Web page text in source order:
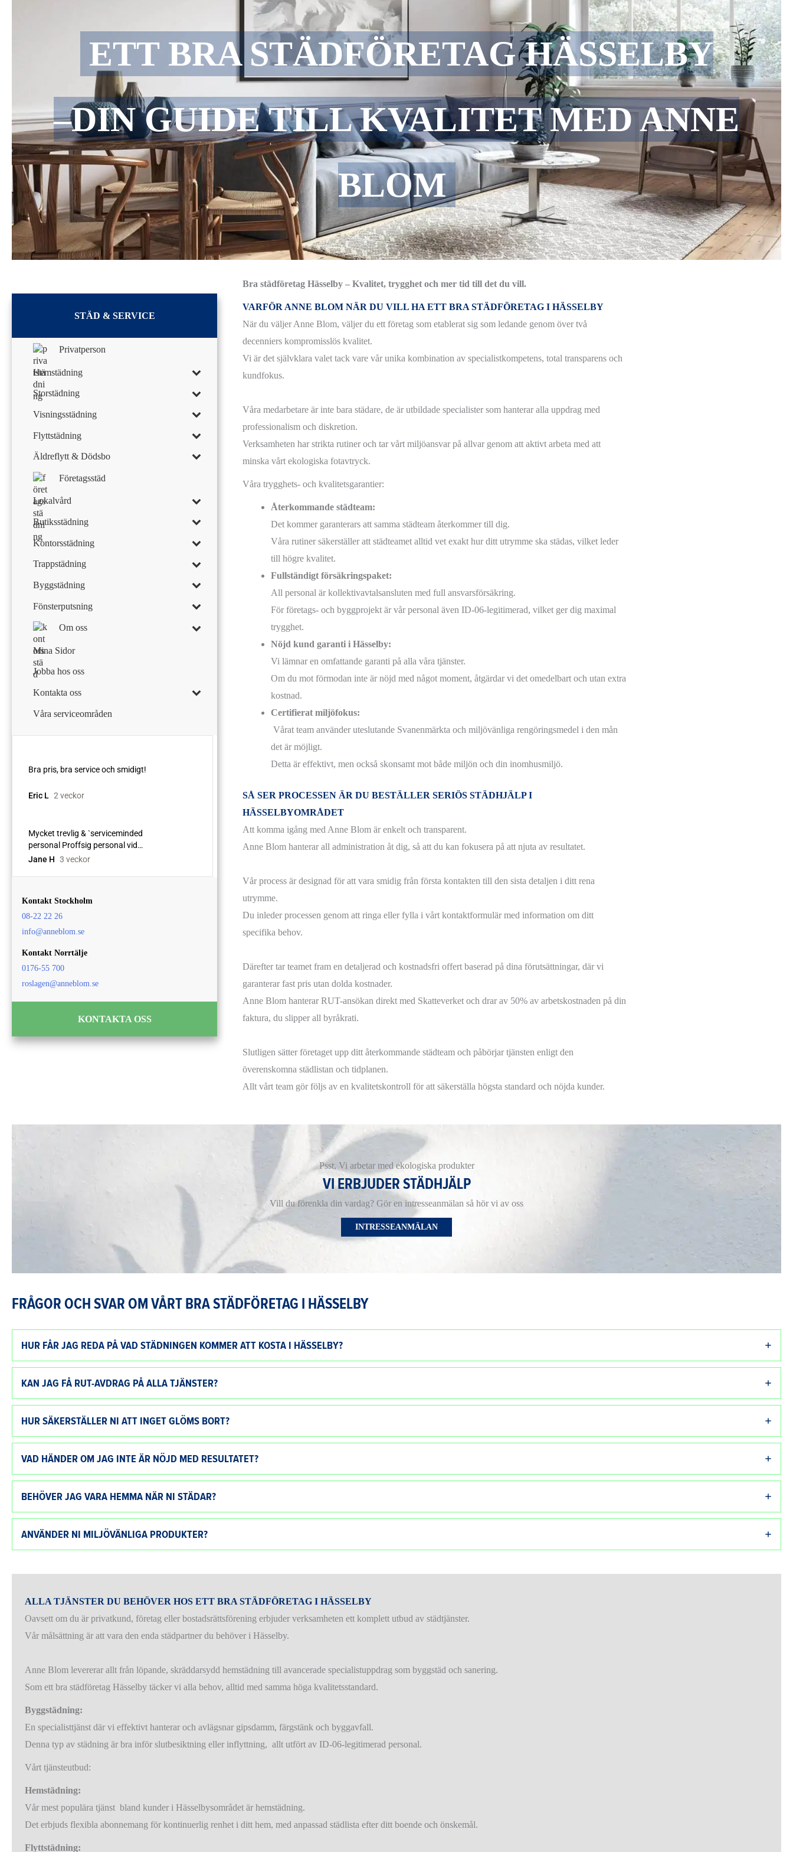
ETT BRA STÄDFÖRETAG HÄSSELBY
–DIN GUIDE TILL KVALITET MED ANNE
BLOM
STÄD & SERVICE
Privatperson
Hemstädning
Storstädning
Visningsstädning
Flyttstädning
Äldreflytt & Dödsbo
Företagsstäd
Lokalvård
Butiksstädning
Kontorsstädning
Trappstädning
Byggstädning
Fönsterputsning
Om oss
Mina Sidor
Jobba hos oss
Kontakta oss
Våra serviceområden
Kontakt Stockholm
08-22 22 26
info@anneblom.se
Kontakt Norrtälje
0176-55 700
roslagen@anneblom.se
KONTAKTA OSS
Bra städföretag Hässelby – Kvalitet, trygghet och mer tid till det du vill.
VARFÖR ANNE BLOM NÄR DU VILL HA ETT BRA STÄDFÖRETAG I HÄSSELBY
När du väljer Anne Blom, väljer du ett företag som etablerat sig som ledande genom över två
decenniers kompromisslös kvalitet.
Vi är det självklara valet tack vare vår unika kombination av specialistkompetens, total transparens och
kundfokus.
Våra medarbetare är inte bara städare, de är utbildade specialister som hanterar alla uppdrag med
professionalism och diskretion.
Verksamheten har strikta rutiner och tar vårt miljöansvar på allvar genom att aktivt arbeta med att
minska vårt ekologiska fotavtryck.
Våra trygghets- och kvalitetsgarantier:
Återkommande städteam:
Det kommer garanterars att samma städteam återkommer till dig.
Våra rutiner säkerställer att städteamet alltid vet exakt hur ditt utrymme ska städas, vilket leder
till högre kvalitet.
Fullständigt försäkringspaket:
All personal är kollektivavtalsansluten med full ansvarsförsäkring.
För företags- och byggprojekt är vår personal även ID-06-legitimerad, vilket ger dig maximal
trygghet.
Nöjd kund garanti i Hässelby:
Vi lämnar en omfattande garanti på alla våra tjänster.
Om du mot förmodan inte är nöjd med något moment, åtgärdar vi det omedelbart och utan extra
kostnad.
Certifierat miljöfokus:
Vårat team använder uteslutande Svanenmärkta och miljövänliga rengöringsmedel i den mån
det är möjligt.
Detta är effektivt, men också skonsamt mot både miljön och din inomhusmiljö.
SÅ SER PROCESSEN ÄR DU BESTÄLLER SERIÖS STÄDHJÄLP I
HÄSSELBYOMRÅDET
Att komma igång med Anne Blom är enkelt och transparent.
Anne Blom hanterar all administration åt dig, så att du kan fokusera på att njuta av resultatet.
Vår process är designad för att vara smidig från första kontakten till den sista detaljen i ditt rena
utrymme.
Du inleder processen genom att ringa eller fylla i vårt kontaktformulär med information om ditt
specifika behov.
Därefter tar teamet fram en detaljerad och kostnadsfri offert baserad på dina förutsättningar, där vi
garanterar fast pris utan dolda kostnader.
Anne Blom hanterar RUT-ansökan direkt med Skatteverket och drar av 50% av arbetskostnaden på din
faktura, du slipper all byråkrati.
Slutligen sätter företaget upp ditt återkommande städteam och påbörjar tjänsten enligt den
överenskomna städlistan och tidplanen.
Allt vårt team gör följs av en kvalitetskontroll för att säkerställa högsta standard och nöjda kunder.
Psst, Vi arbetar med ekologiska produkter
VI ERBJUDER STÄDHJÄLP
Vill du förenkla din vardag? Gör en intresseanmälan så hör vi av oss
INTRESSEANMÄLAN
FRÅGOR OCH SVAR OM VÅRT BRA STÄDFÖRETAG I HÄSSELBY
HUR FÅR JAG REDA PÅ VAD STÄDNINGEN KOMMER ATT KOSTA I HÄSSELBY?
KAN JAG FÅ RUT-AVDRAG PÅ ALLA TJÄNSTER?
HUR SÄKERSTÄLLER NI ATT INGET GLÖMS BORT?
VAD HÄNDER OM JAG INTE ÄR NÖJD MED RESULTATET?
BEHÖVER JAG VARA HEMMA NÄR NI STÄDAR?
ANVÄNDER NI MILJÖVÄNLIGA PRODUKTER?
ALLA TJÄNSTER DU BEHÖVER HOS ETT BRA STÄDFÖRETAG I HÄSSELBY
Oavsett om du är privatkund, företag eller bostadsrättsförening erbjuder verksamheten ett komplett utbud av städtjänster.
Vår målsättning är att vara den enda städpartner du behöver i Hässelby.
Anne Blom levererar allt från löpande, skräddarsydd hemstädning till avancerade specialistuppdrag som byggstäd och sanering.
Som ett bra städföretag Hässelby täcker vi alla behov, alltid med samma höga kvalitetsstandard.
Byggstädning:
En specialisttjänst där vi effektivt hanterar och avlägsnar gipsdamm, färgstänk och byggavfall.
Denna typ av städning är bra inför slutbesiktning eller inflyttning, allt utfört av ID-06-legitimerad personal.
Vårt tjänsteutbud:
Hemstädning:
Vår mest populära tjänst bland kunder i Hässelbysområdet är hemstädning.
Det erbjuds flexibla abonnemang för kontinuerlig renhet i ditt hem, med anpassad städlista efter ditt boende och önskemål.
Flyttstädning: